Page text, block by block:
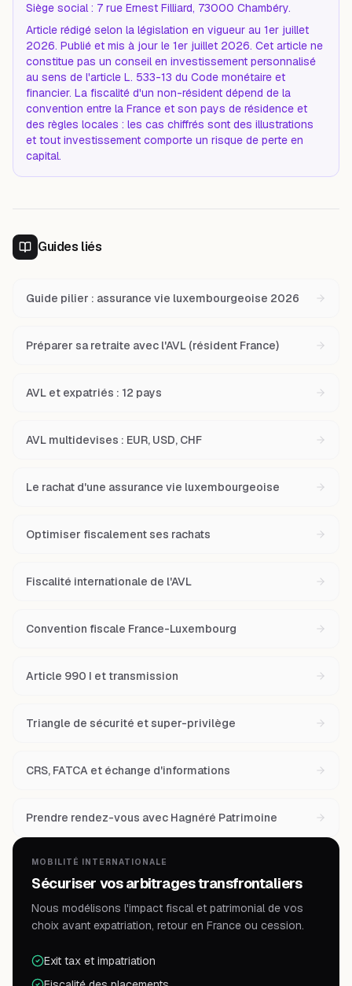
Siège social : 7 rue Ernest Filliard, 73000 Chambéry.
Article rédigé selon la législation en vigueur au 1er juillet
2026. Publié et mis à jour le 1er juillet 2026. Cet article ne
constitue pas un conseil en investissement personnalisé
au sens de l'article L. 533-13 du Code monétaire et
financier. La fiscalité d'un non-résident dépend de la
convention entre la France et son pays de résidence et
des règles locales : les cas chiffrés sont des illustrations
et tout investissement comporte un risque de perte en
capital.
Guides liés
Guide pilier : assurance vie luxembourgeoise 2026
Préparer sa retraite avec l'AVL (résident France)
AVL et expatriés : 12 pays
AVL multidevises : EUR, USD, CHF
Le rachat d'une assurance vie luxembourgeoise
Optimiser fiscalement ses rachats
Fiscalité internationale de l'AVL
Convention fiscale France-Luxembourg
Article 990 I et transmission
Triangle de sécurité et super-privilège
CRS, FATCA et échange d'informations
Prendre rendez-vous avec Hagnéré Patrimoine
MOBILITÉ INTERNATIONALE
Sécuriser vos arbitrages transfrontaliers
Nous modélisons l'impact fiscal et patrimonial de vos
choix avant expatriation, retour en France ou cession.
Exit tax et impatriation